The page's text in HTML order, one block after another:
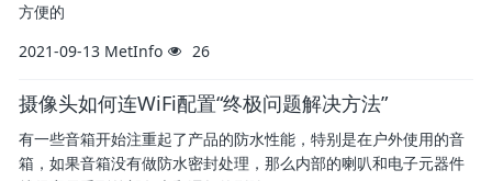
方便的
2021-09-13 MetInfo 26
摄像头如何连WiFi配置“终极问题解决方法”
有一些音箱开始注重起了产品的防水性能，特别是在户外使用的音
箱，如果音箱没有做防水密封处理，那么内部的喇叭和电子元器件